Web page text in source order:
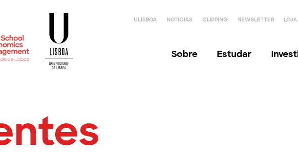
ULISBOA NOTÍCIAS CLIPPING NEWSLETTER LOJA
Sobre Estudar